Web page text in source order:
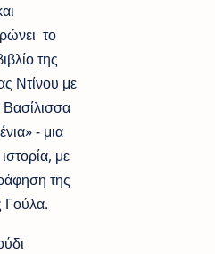
το
της
Ντίνου με
Βασίλισσα
- μια
με
της
Γούλα.